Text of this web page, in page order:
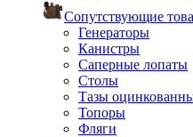
Сопутствующие
Генераторы
Канистры
Саперные лопаты
Столы
Тазы
Топоры
Фляги